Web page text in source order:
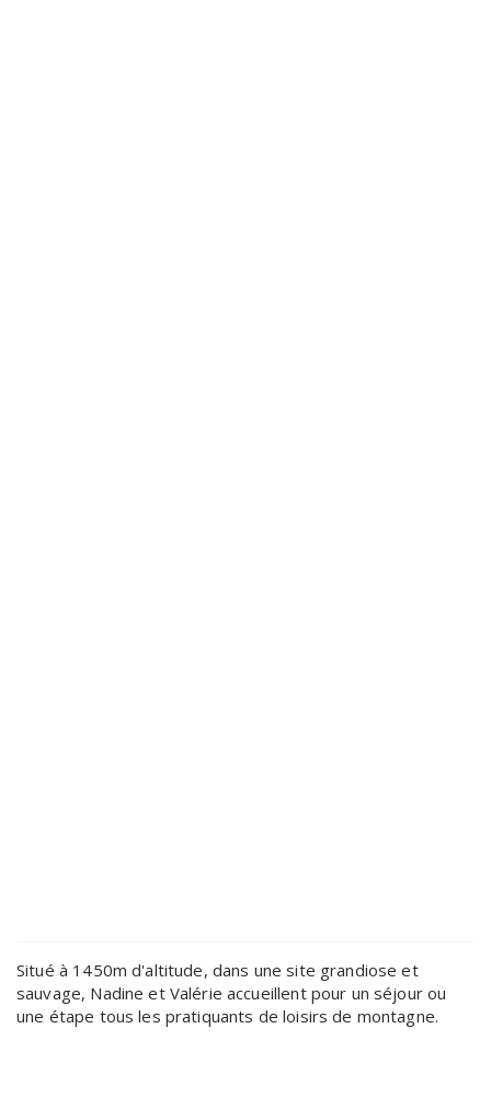
Situé à 1450m d'altitude, dans une site grandiose et
sauvage, Nadine et Valérie accueillent pour un séjour ou
une étape tous les pratiquants de loisirs de montagne.